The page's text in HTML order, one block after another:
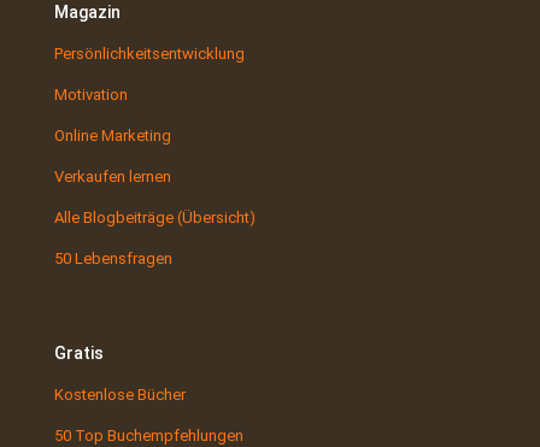
Magazin
Persönlichkeitsentwicklung
Motivation
Online Marketing
Verkaufen lernen
Alle Blogbeiträge (Übersicht)
50 Lebensfragen
Gratis
Kostenlose Bücher
50 Top Buchempfehlungen